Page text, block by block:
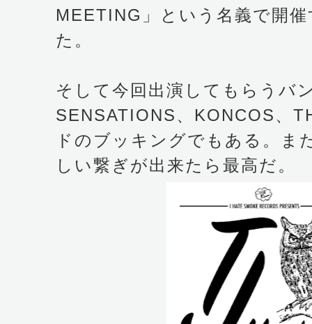
MEETING」という名義で開
た。
そして今回出演してもらうバ
SENSATIONS、KONCOS、
ドのブッキングでもある。ま
しい繋ぎが出来たら最高だ。